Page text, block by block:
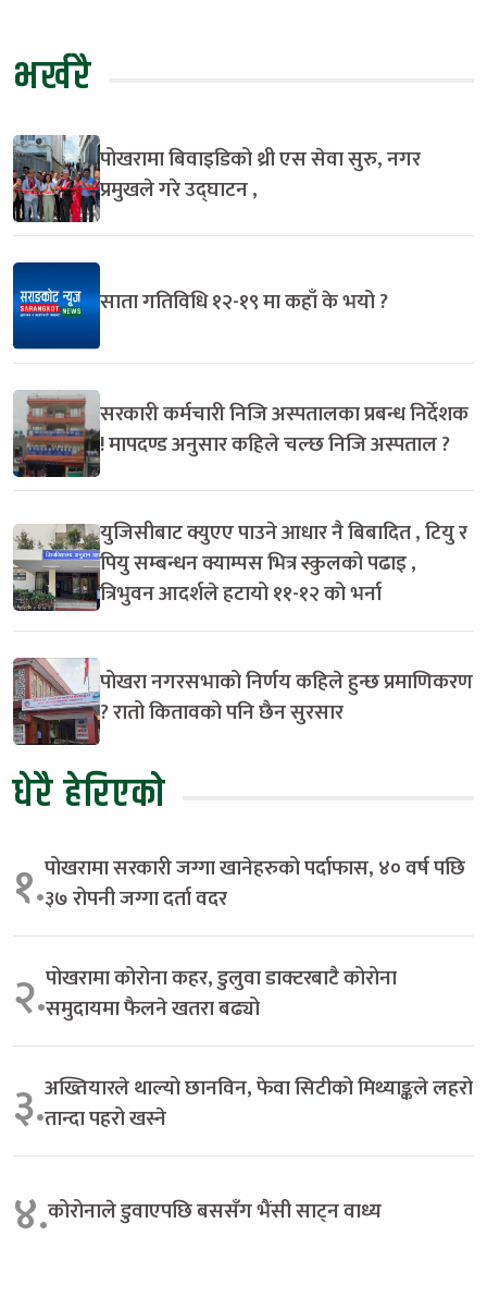
भर्खरै
पोखरामा बिवाइडिको थ्री एस सेवा सुरु, नगर
प्रमुखले गरे उद्घाटन ,
साता गतिविधि १२-१९ मा कहाँ के भयो ?
सरकारी कर्मचारी निजि अस्पतालका प्रबन्ध निर्देशक
! मापदण्ड अनुसार कहिले चल्छ निजि अस्पताल ?
युजिसीबाट क्युएए पाउने आधार नै बिबादित , टियु र
पियु सम्बन्धन क्याम्पस भित्र स्कुलको पढाइ ,
त्रिभुवन आदर्शले हटायो ११-१२ को भर्ना
पोखरा नगरसभाको निर्णय कहिले हुन्छ प्रमाणिकरण
? रातो कितावको पनि छैन सुरसार
धेरै हेरिएको
१.पोखरामा सरकारी जग्गा खानेहरुको पर्दाफास, ४० वर्ष पछि
३७ रोपनी जग्गा दर्ता वदर
२.पोखरामा कोरोना कहर, डुलुवा डाक्टरबाटै कोरोना
समुदायमा फैलने खतरा बढ्यो
३.अख्तियारले थाल्यो छानविन, फेवा सिटीको मिथ्याङ्कले लहरो
तान्दा पहरो खस्ने
४.कोरोनाले डुवाएपछि बससँग भैंसी साट्न वाध्य